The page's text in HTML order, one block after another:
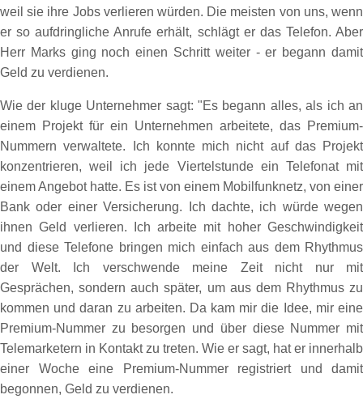
weil sie ihre Jobs verlieren würden. Die meisten von uns, wenn
er so aufdringliche Anrufe erhält, schlägt er das Telefon. Aber
Herr Marks ging noch einen Schritt weiter - er begann damit
Geld zu verdienen.
Wie der kluge Unternehmer sagt: "Es begann alles, als ich an
einem Projekt für ein Unternehmen arbeitete, das Premium-
Nummern verwaltete. Ich konnte mich nicht auf das Projekt
konzentrieren, weil ich jede Viertelstunde ein Telefonat mit
einem Angebot hatte. Es ist von einem Mobilfunknetz, von einer
Bank oder einer Versicherung. Ich dachte, ich würde wegen
ihnen Geld verlieren. Ich arbeite mit hoher Geschwindigkeit
und diese Telefone bringen mich einfach aus dem Rhythmus
der Welt. Ich verschwende meine Zeit nicht nur mit
Gesprächen, sondern auch später, um aus dem Rhythmus zu
kommen und daran zu arbeiten. Da kam mir die Idee, mir eine
Premium-Nummer zu besorgen und über diese Nummer mit
Telemarketern in Kontakt zu treten. Wie er sagt, hat er innerhalb
einer Woche eine Premium-Nummer registriert und damit
begonnen, Geld zu verdienen.